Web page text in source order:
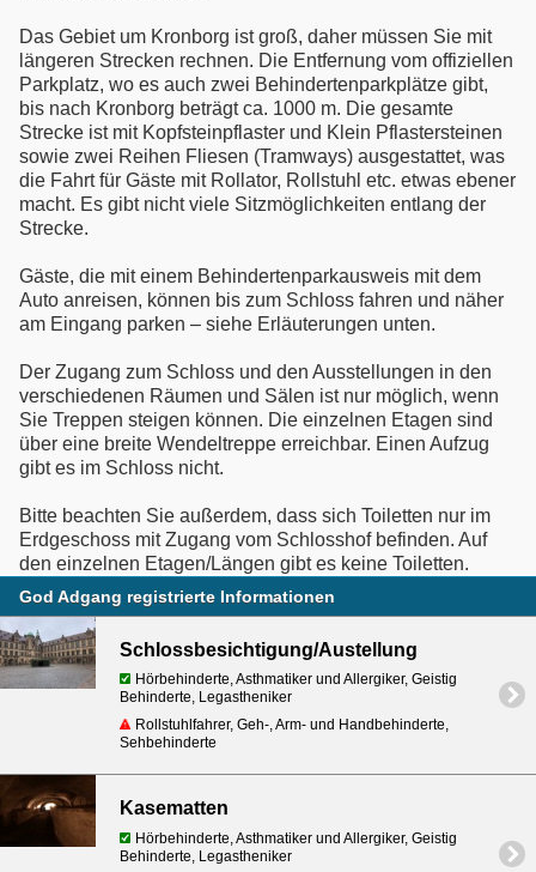
Das Gebiet um Kronborg ist groß, daher müssen Sie mit
längeren Strecken rechnen. Die Entfernung vom offiziellen
Parkplatz, wo es auch zwei Behindertenparkplätze gibt,
bis nach Kronborg beträgt ca. 1000 m. Die gesamte
Strecke ist mit Kopfsteinpflaster und Klein Pflastersteinen
sowie zwei Reihen Fliesen (Tramways) ausgestattet, was
die Fahrt für Gäste mit Rollator, Rollstuhl etc. etwas ebener
macht. Es gibt nicht viele Sitzmöglichkeiten entlang der
Strecke.
Gäste, die mit einem Behindertenparkausweis mit dem
Auto anreisen, können bis zum Schloss fahren und näher
am Eingang parken – siehe Erläuterungen unten.
Der Zugang zum Schloss und den Ausstellungen in den
verschiedenen Räumen und Sälen ist nur möglich, wenn
Sie Treppen steigen können. Die einzelnen Etagen sind
über eine breite Wendeltreppe erreichbar. Einen Aufzug
gibt es im Schloss nicht.
Bitte beachten Sie außerdem, dass sich Toiletten nur im
Erdgeschoss mit Zugang vom Schlosshof befinden. Auf
den einzelnen Etagen/Längen gibt es keine Toiletten.
God Adgang registrierte Informationen
Schlossbesichtigung/Austellung
Hörbehinderte, Asthmatiker und Allergiker, Geistig
Behinderte, Legastheniker
Rollstuhlfahrer, Geh-, Arm- und Handbehinderte,
Sehbehinderte
Kasematten
Hörbehinderte, Asthmatiker und Allergiker, Geistig
Behinderte, Legastheniker